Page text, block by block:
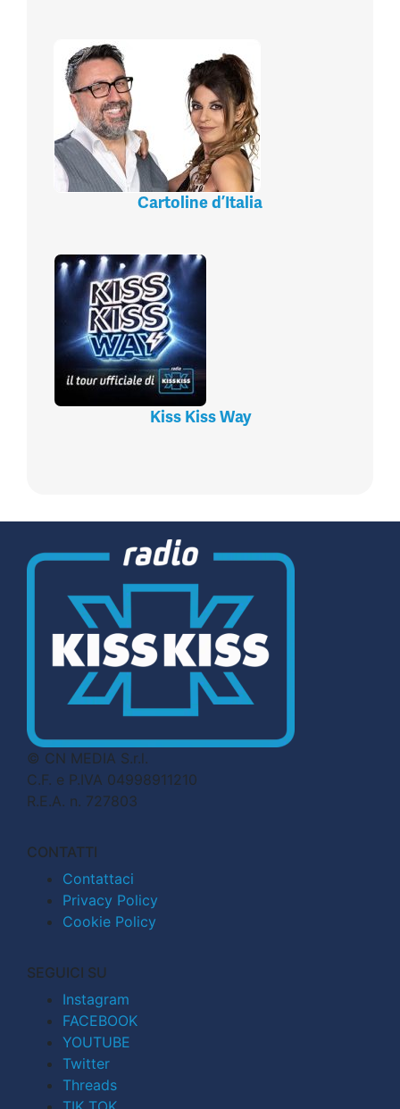
Cartoline d’Italia
Kiss Kiss Way
© CN MEDIA S.r.l.
C.F. e P.IVA 04998911210
R.E.A. n. 727803
CONTATTI
Contattaci
Privacy Policy
Cookie Policy
SEGUICI SU
Instagram
FACEBOOK
YOUTUBE
Twitter
Threads